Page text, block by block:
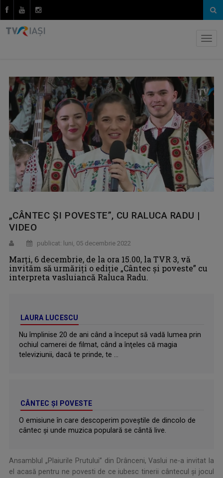
„CÂNTEC ŞI POVESTE”, CU RALUCA RADU |
VIDEO
publicat: luni, 05 decembrie 2022
Marți, 6 decembrie, de la ora 15.00, la TVR 3, vă
invităm să urmăriți o ediție „Cântec și poveste” cu
interpreta vasluiancă Raluca Radu.
LAURA LUCESCU
Nu împlinise 20 de ani când a început să vadă lumea prin
ochiul camerei de filmat, când a înţeles că magia
televiziunii, dacă te prinde, te ...
CÂNTEC ȘI POVESTE
O emisiune în care descoperim poveştile de dincolo de
cântec şi unde muzica populară se cântă live.
Ansamblul „Plaiurile Prutului” din Drânceni, Vaslui ne-a invitat la
el acasă pentru ne povesti de ce iubesc tinerii cântecul şi jocul